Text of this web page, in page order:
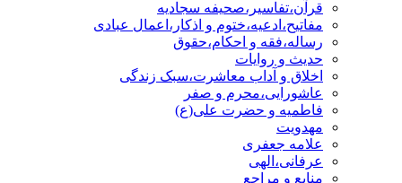
قرآن،تفاسیر،صحیفه سجادیه
مفاتیح،ادعیه،ختوم و اذکار،اعمال عبادی
رساله،فقه و احکام،حقوق
حدیث و روایات
اخلاق و آداب معاشرت،سبک زندگی
عاشورایی،محرم و صفر
فاطمیه و حضرت علی(ع)
مهدویت
علامه جعفری
عرفانی،الهی
منابع و مراجع